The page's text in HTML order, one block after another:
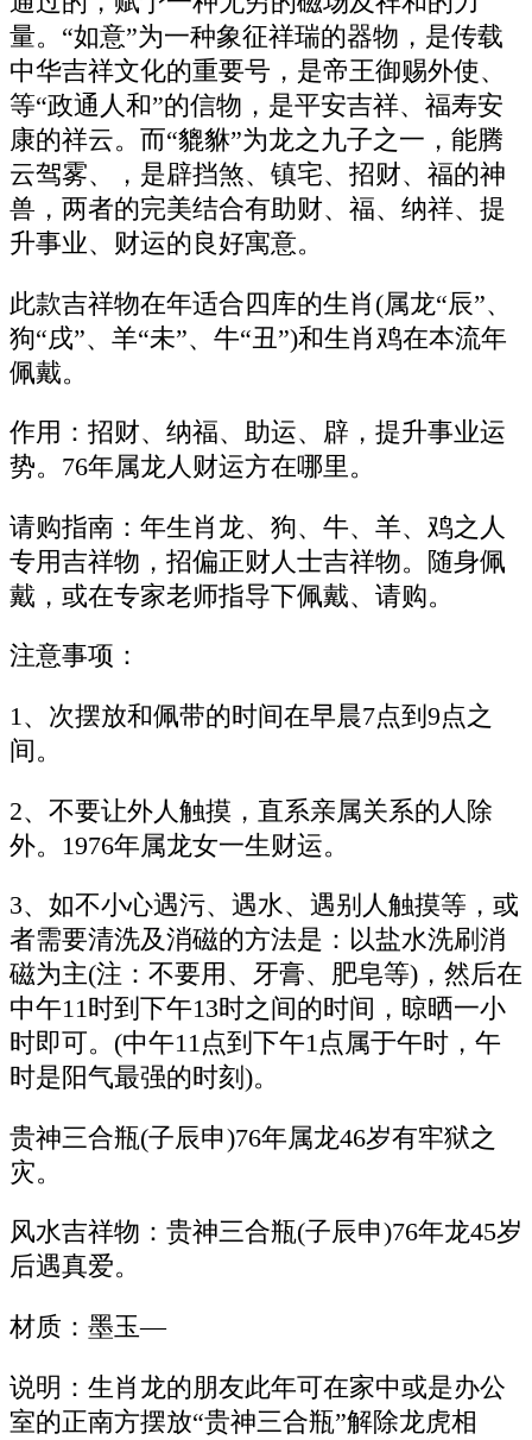
量。“如意”为一种象征祥瑞的器物，是传载
中华吉祥文化的重要号，是帝王御赐外使、
等“政通人和”的信物，是平安吉祥、福寿安
康的祥云。而“貔貅”为龙之九子之一，能腾
云驾雾、，是辟挡煞、镇宅、招财、福的神
兽，两者的完美结合有助财、福、纳祥、提
升事业、财运的良好寓意。
此款吉祥物在年适合四库的生肖(属龙“辰”、
狗“戌”、羊“未”、牛“丑”)和生肖鸡在本流年
佩戴。
作用：招财、纳福、助运、辟，提升事业运
势。76年属龙人财运方在哪里。
请购指南：年生肖龙、狗、牛、羊、鸡之人
专用吉祥物，招偏正财人士吉祥物。随身佩
戴，或在专家老师指导下佩戴、请购。
注意事项：
1、次摆放和佩带的时间在早晨7点到9点之
间。
2、不要让外人触摸，直系亲属关系的人除
外。1976年属龙女一生财运。
3、如不小心遇污、遇水、遇别人触摸等，或
者需要清洗及消磁的方法是：以盐水洗刷消
磁为主(注：不要用、牙膏、肥皂等)，然后在
中午11时到下午13时之间的时间，晾晒一小
时即可。(中午11点到下午1点属于午时，午
时是阳气最强的时刻)。
贵神三合瓶(子辰申)76年属龙46岁有牢狱之
灾。
风水吉祥物：贵神三合瓶(子辰申)76年龙45岁
后遇真爱。
材质：墨玉—
说明：生肖龙的朋友此年可在家中或是办公
室的正南方摆放“贵神三合瓶”解除龙虎相